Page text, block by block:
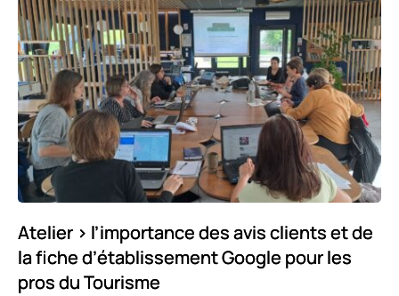
Atelier > l’importance des avis clients et de
la fiche d’établissement Google pour les
pros du Tourisme